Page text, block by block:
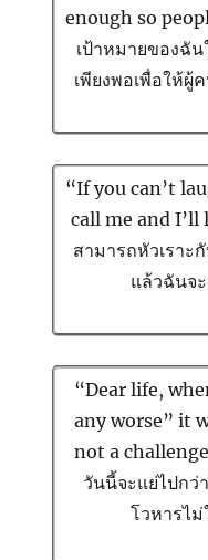
enough so
เป้าหมายของฉั
เพียงพอเพื่อให้ผู้
“If you can’t
call me and
สามารถหัวเราะ
แล้วฉันจ
“Dear life,
any worse” it
not a
วันนี้จะแย่ไปกว่
โวหารไม่